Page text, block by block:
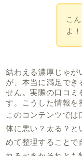
こ
よ！
結わえる濃厚じゃが
が、本当に満足でき
せん。実際の口コミ
す。こうした情報を
このコンテンツでは
体に悪い？太る？と
めて整理することで